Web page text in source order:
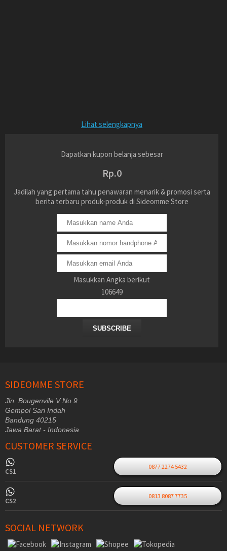
Lihat selengkapnya
Dapatkan kupon belanja sebesar
Rp.0
Jadilah yang pertama tahu penawaran menarik & promosi serta
berita terbaru produk-produk di Sideomme Store
Masukkan Angka berikut
106649
SUBSCRIBE
SIDEOMME STORE
Jln. Bougenvile V No 9
Gempol Sari Indah
Bandung 40215
Jawa Barat - Indonesia
CUSTOMER SERVICE
CS1
0877 2274 5432
CS2
0813 8087 7735
SOCIAL NETWORK